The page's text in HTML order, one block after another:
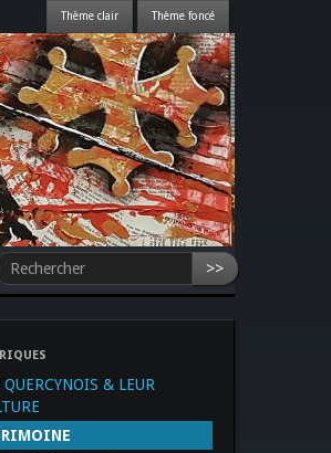
>>
QUERCYNOIS & LEUR